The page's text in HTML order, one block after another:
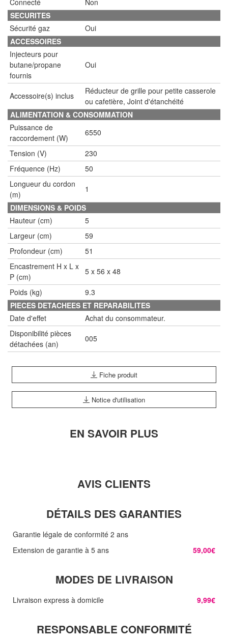
SECURITES
Sécurité gaz
Oui
ACCESSOIRES
Injecteurs pour
butane/propane
fournis
Oui
Accessoire(s) inclus
Réducteur de grille pour petite casserole
ou cafetière, Joint d'étanchéité
ALIMENTATION & CONSOMMATION
Puissance de
raccordement (W)
6550
Tension (V)
230
Fréquence (Hz)
50
Longueur du cordon
(m)
1
DIMENSIONS & POIDS
Hauteur (cm)
5
Largeur (cm)
59
Profondeur (cm)
51
Encastrement H x L x
P (cm)
5 x 56 x 48
Poids (kg)
9.3
PIECES DETACHEES ET REPARABILITES
Date d'effet
Achat du consommateur.
Disponibilité pièces
détachées (an)
005
Fiche produit
Notice d'utilisation
EN SAVOIR PLUS
AVIS CLIENTS
DÉTAILS DES GARANTIES
Garantie légale de conformité 2 ans
Extension de garantie à 5 ans
59,00€
MODES DE LIVRAISON
Livraison express à domicile 9,99€
RESPONSABLE CONFORMITÉ